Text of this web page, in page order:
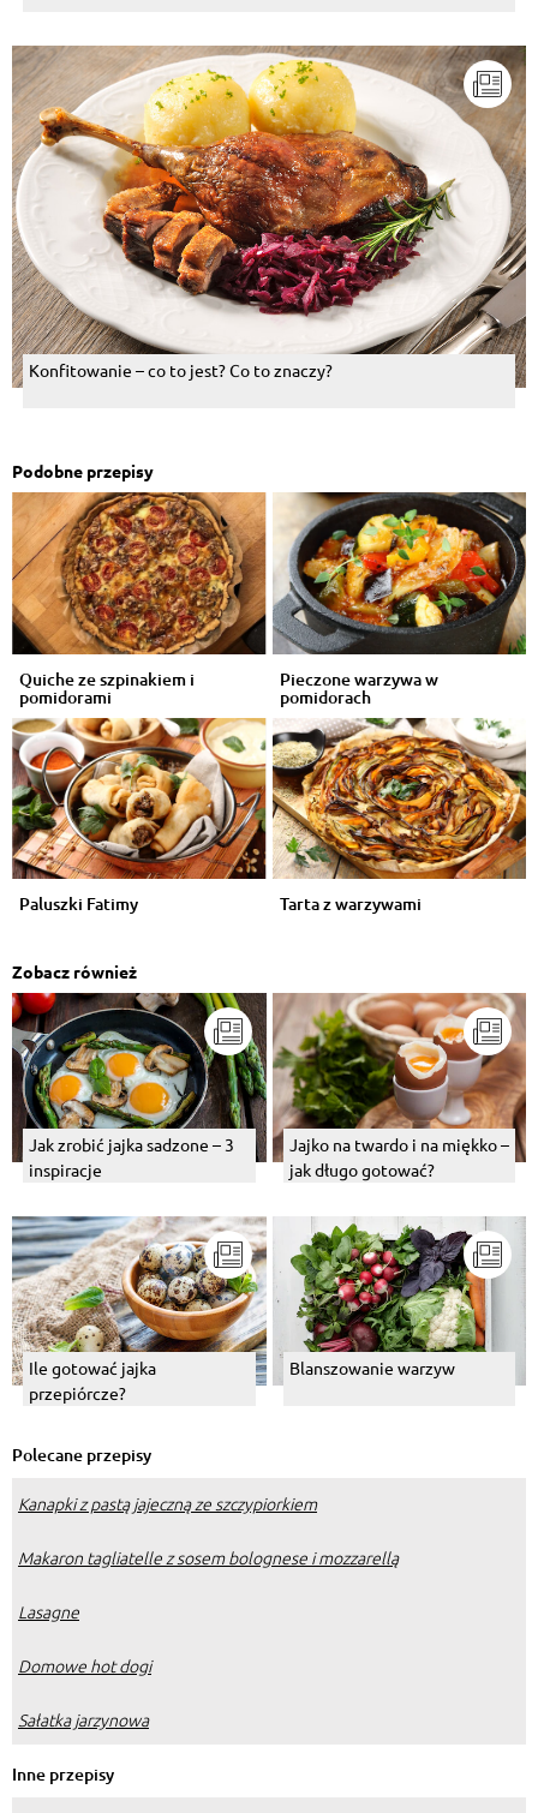
Konfitowanie – co to jest? Co to znaczy?
Podobne przepisy
Quiche ze szpinakiem i
pomidorami
Pieczone warzywa w
pomidorach
Paluszki Fatimy Tarta z warzywami
Zobacz również
Jak zrobić jajka sadzone – 3
inspiracje
Jajko na twardo i na miękko –
jak długo gotować?
Ile gotować jajka
przepiórcze?
Blanszowanie warzyw
Polecane przepisy
Kanapki z pastą jajeczną ze szczypiorkiem
Makaron tagliatelle z sosem bolognese i mozzarellą
Lasagne
Domowe hot dogi
Sałatka jarzynowa
Inne przepisy